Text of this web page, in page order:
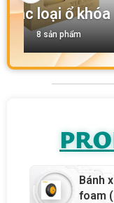
Các loại ổ khóa
8 sản phẩm
Bánh
foam